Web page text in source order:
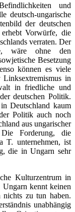
und
deutsch-ungarische
der deutschen
Vorwürfe, die
verraten. Der
wäre ohne den
Besetzung
können es viele
in
in friedliche und
deutschen Politik.
Deutschland kaum
Politik auch noch
aus ungarischer
Forderung, die
T. unternehmen, ist
die in Ungarn sehr
Kulturzentrum in
kennt keinen
zu tun haben.
unabhängig